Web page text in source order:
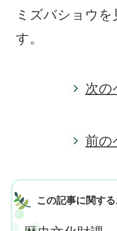
ミズバショウを
す。
次の
前の
この記事に関す